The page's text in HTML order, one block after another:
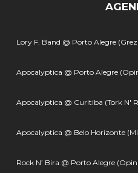
Lory F. Band @ Porto Alegre
Apocalyptica @ Porto Alegre
Apocalyptica @ Curitiba (Tork N'
Apocalyptica @ Belo Horizonte
Rock N’ Bira @ Porto Alegre